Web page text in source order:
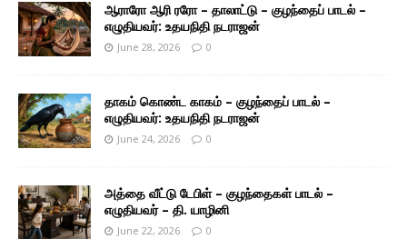
ஆராரோ ஆரி ரரோ – தாலாட்டு – குழந்தைப் பாடல் –
எழுதியவர்: உதயநிதி நடராஜன்
June 28, 2026 0
தாகம் கொண்ட காகம் – குழந்தைப் பாடல் –
எழுதியவர்: உதயநிதி நடராஜன்
June 24, 2026 0
அத்தை வீட்டு டேபிள் – குழந்தைகள் பாடல் –
எழுதியவர் – தி. யாழினி
June 22, 2026 0